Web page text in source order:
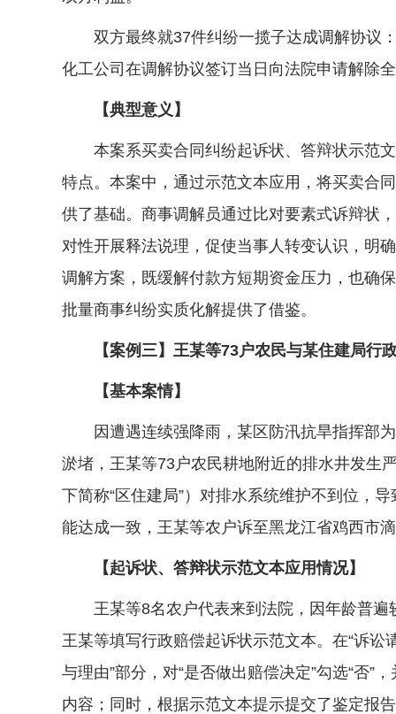
双方最终就37件纠纷一揽子达成调解协议：
化工公司在调解协议签订当日向法院申请解除
【典型意义】
本案系买卖合同纠纷起诉状、答辩状示范文
特点。本案中，通过示范文本应用，将买卖合
供了基础。商事调解员通过比对要素式诉辩状
对性开展释法说理，促使当事人转变认识，明
调解方案，既缓解付款方短期资金压力，也确
批量商事纠纷实质化解提供了借鉴。
【案例三】王某等73户农民与某住建局行
【基本案情】
因遭遇连续强降雨，某区防汛抗旱指挥部为
淤堵，王某等73户农民耕地附近的排水井发生
下简称“区住建局”）对排水系统维护不到位，
能达成一致，王某等农户诉至黑龙江省鸡西市
【起诉状、答辩状示范文本应用情况】
王某等8名农户代表来到法院，因年龄普遍
王某等填写行政赔偿起诉状示范文本。在“诉
与理由”部分，对“是否做出赔偿决定”勾选“否
内容；同时，根据示范文本提示提交了鉴定报